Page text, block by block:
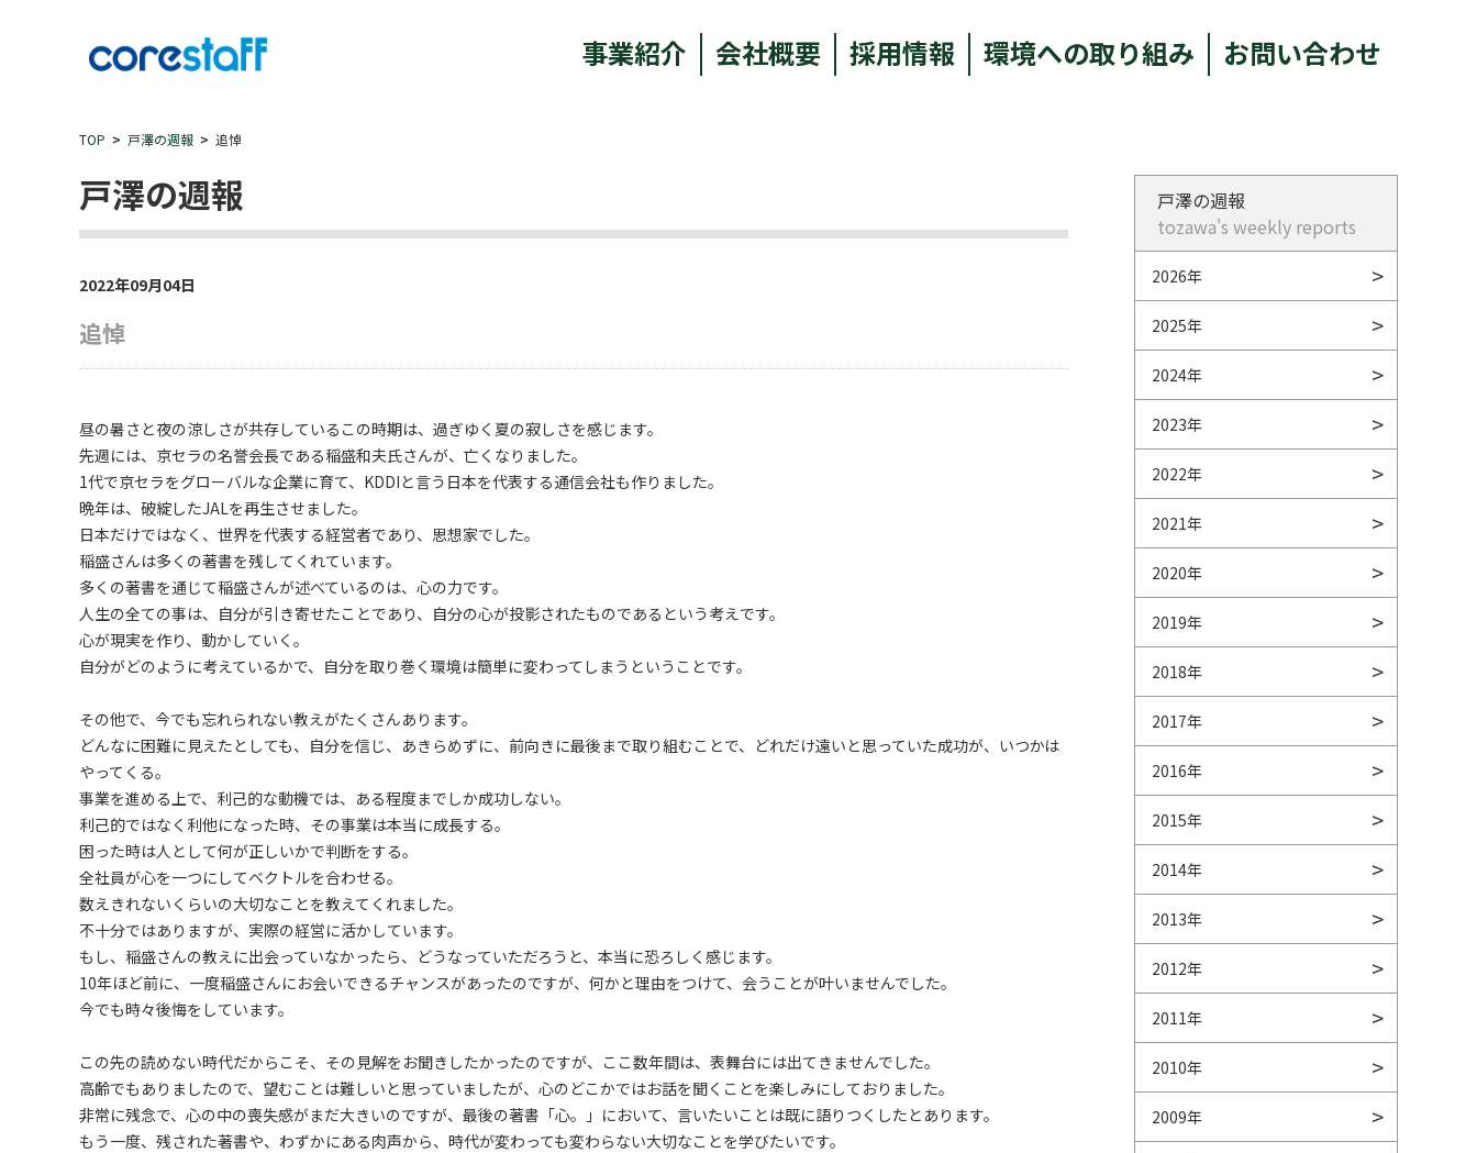
事業紹介 会社概要 採用情報 環境への取り組み お問い合わせ
TOP 戸澤の週報 追悼
戸澤の週報
2022年09月04日
追悼
昼の暑さと夜の涼しさが共存しているこの時期は、過ぎゆく夏の寂しさを感じます。
先週には、京セラの名誉会長である稲盛和夫氏さんが、亡くなりました。
1代で京セラをグローバルな企業に育て、KDDIと言う日本を代表する通信会社も作りました。
晩年は、破綻したJALを再生させました。
日本だけではなく、世界を代表する経営者であり、思想家でした。
稲盛さんは多くの著書を残してくれています。
多くの著書を通じて稲盛さんが述べているのは、心の力です。
人生の全ての事は、自分が引き寄せたことであり、自分の心が投影されたものであるという考えです。
心が現実を作り、動かしていく。
自分がどのように考えているかで、自分を取り巻く環境は簡単に変わってしまうということです。
その他で、今でも忘れられない教えがたくさんあります。
どんなに困難に見えたとしても、自分を信じ、あきらめずに、前向きに最後まで取り組むことで、どれだけ遠いと思っていた成功が、いつかは
やってくる。
事業を進める上で、利己的な動機では、ある程度までしか成功しない。
利己的ではなく利他になった時、その事業は本当に成長する。
困った時は人として何が正しいかで判断をする。
全社員が心を一つにしてベクトルを合わせる。
数えきれないくらいの大切なことを教えてくれました。
不十分ではありますが、実際の経営に活かしています。
もし、稲盛さんの教えに出会っていなかったら、どうなっていただろうと、本当に恐ろしく感じます。
10年ほど前に、一度稲盛さんにお会いできるチャンスがあったのですが、何かと理由をつけて、会うことが叶いませんでした。
今でも時々後悔をしています。
この先の読めない時代だからこそ、その見解をお聞きしたかったのですが、ここ数年間は、表舞台には出てきませんでした。
高齢でもありましたので、望むことは難しいと思っていましたが、心のどこかではお話を聞くことを楽しみにしておりました。
非常に残念で、心の中の喪失感がまだ大きいのですが、最後の著書「心。」において、言いたいことは既に語りつくしたとあります。
もう一度、残された著書や、わずかにある肉声から、時代が変わっても変わらない大切なことを学びたいです。
戸澤の週報
tozawa's weekly reports
2026年
2025年
2024年
2023年
2022年
2021年
2020年
2019年
2018年
2017年
2016年
2015年
2014年
2013年
2012年
2011年
2010年
2009年